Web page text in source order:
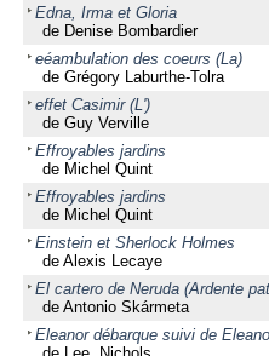
Edna, Irma et Gloria
de Denise Bombardier
eéambulation des coeurs (La)
de Grégory Laburthe-Tolra
effet Casimir (L')
de Guy Verville
Effroyables jardins
de Michel Quint
Effroyables jardins
de Michel Quint
Einstein et Sherlock Holmes
de Alexis Lecaye
El cartero de Neruda (Ardente
de Antonio Skármeta
Eleanor débarque suivi de